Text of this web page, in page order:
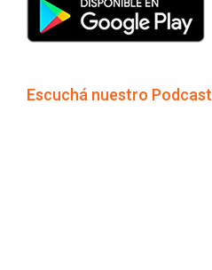
Escuchá nuestro Podcast